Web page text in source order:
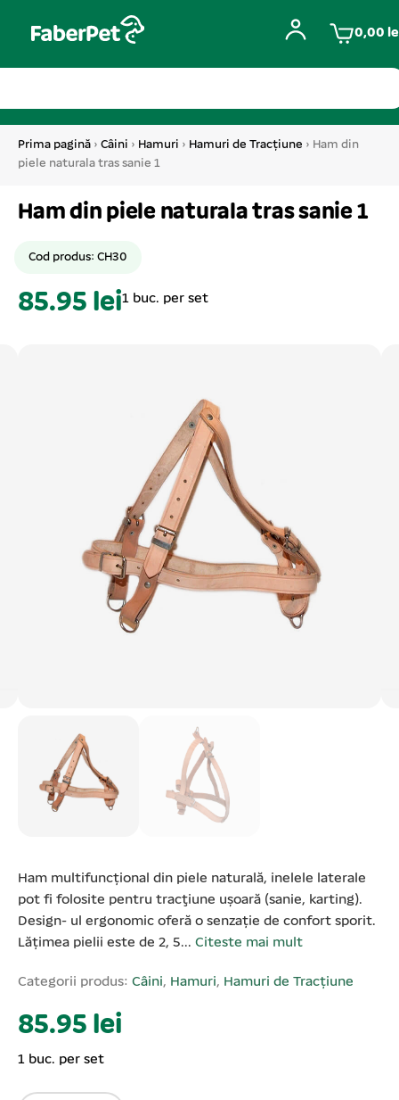
0,00
Prima pagină › Câini › Hamuri › Hamuri de Tracțiune › Ham din
piele naturala tras sanie 1
Ham din piele naturala tras sanie 1
Cod produs: CH30
85.95 lei1 buc. per set
Ham multifuncțional din piele naturală, inelele laterale
pot fi folosite pentru tracţiune uşoară (sanie, karting).
Design- ul ergonomic oferă o senzație de confort sporit.
Lățimea pielii este de 2, 5... Citeste mai mult
Categorii produs: Câini, Hamuri, Hamuri de Tracțiune
85.95 lei
1 buc. per set